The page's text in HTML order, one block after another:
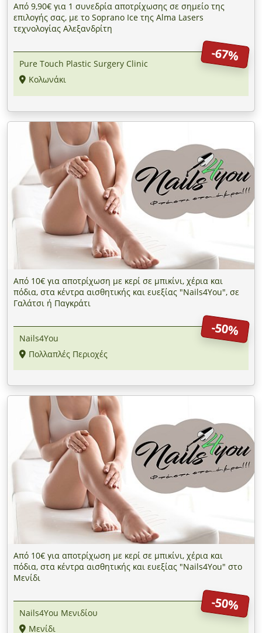
Από 9,90€ για 1 συνεδρία αποτρίχωσης σε σημείο της
επιλογής σας, με το Soprano Ιce της Alma Lasers
τεχνολογίας Aλεξανδρίτη
-67%
Pure Touch Plastic Surgery Clinic
Κολωνάκι
Από 10€ για αποτρίχωση με κερί σε μπικίνι, χέρια και
πόδια, στα κέντρα αισθητικής και ευεξίας "Nails4You", σε
Γαλάτσι ή Παγκράτι
-50%
Nails4You
Πολλαπλές Περιοχές
Από 10€ για αποτρίχωση με κερί σε μπικίνι, χέρια και
πόδια, στα κέντρα αισθητικής και ευεξίας "Nails4You" στο
Μενίδι
-50%
Nails4You Μενιδίου
Μενίδι